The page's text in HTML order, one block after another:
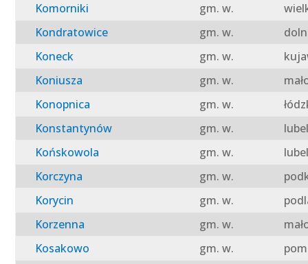
Komorniki
gm. w.
Kondratowice
gm. w.
Koneck
gm. w.
Koniusza
gm. w.
Konopnica
gm. w.
Konstantynów
gm. w.
Końskowola
gm. w.
Korczyna
gm. w.
Korycin
gm. w.
Korzenna
gm. w.
Kosakowo
gm. w.